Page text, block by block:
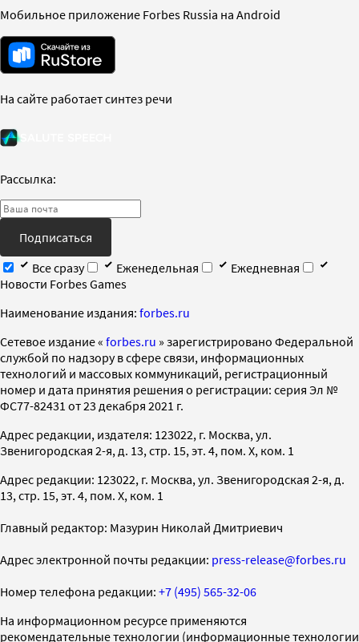
Мобильное приложение Forbes Russia на Android
На сайте работает синтез речи
Рассылка:
Подписаться
Все сразу
Еженедельная
Ежедневная
Новости Forbes Games
Наименование издания: forbes.ru
Cетевое издание « forbes.ru » зарегистрировано Федеральной
службой по надзору в сфере связи, информационных
технологий и массовых коммуникаций, регистрационный
номер и дата принятия решения о регистрации: серия Эл №
ФС77-82431 от 23 декабря 2021 г.
Адрес редакции, издателя: 123022, г. Москва, ул.
Звенигородская 2-я, д. 13, стр. 15, эт. 4, пом. X, ком. 1
Адрес редакции: 123022, г. Москва, ул. Звенигородская 2-я, д.
13, стр. 15, эт. 4, пом. X, ком. 1
Главный редактор: Мазурин Николай Дмитриевич
Адрес электронной почты редакции: press-release@forbes.ru
Номер телефона редакции: +7 (495) 565-32-06
На информационном ресурсе применяются
рекомендательные технологии (информационные технологии